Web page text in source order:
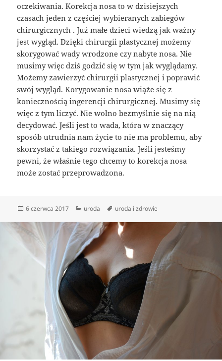
oczekiwania. Korekcja nosa to w dzisiejszych
czasach jeden z częściej wybieranych zabiegów
chirurgicznych . Już małe dzieci wiedzą jak ważny
jest wygląd. Dzięki chirurgii plastycznej możemy
skorygować wady wrodzone czy nabyte nosa. Nie
musimy więc dziś godzić się w tym jak wyglądamy.
Możemy zawierzyć chirurgii plastycznej i poprawić
swój wygląd. Korygowanie nosa wiąże się z
koniecznością ingerencji chirurgicznej. Musimy się
więc z tym liczyć. Nie wolno bezmyślnie się na nią
decydować. Jeśli jest to wada, która w znaczący
sposób utrudnia nam życie to nie ma problemu, aby
skorzystać z takiego rozwiązania. Jeśli jesteśmy
pewni, że właśnie tego chcemy to korekcja nosa
może zostać przeprowadzona.
Data
6 czerwca 2017 Kategorie
uroda Tagi
uroda i zdrowie